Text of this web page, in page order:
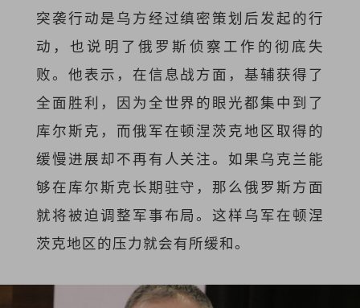
突袭行动是乌方经过缜密策划后发起的行
动，也说明了俄罗斯侦察工作的彻底失
败。他表示，在信息战方面，基辅获得了
全面胜利，因为全世界的眼光都集中到了
库尔斯克，而俄军在顿涅茨克地区取得的
缓慢进展却不再有人关注。如果乌克兰能
够在库尔斯克长期驻守，那么俄罗斯方面
就将被迫调整军事布局。这样乌军在顿涅
茨克地区的压力就会有所缓和。